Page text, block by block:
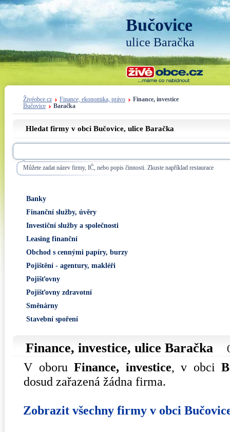
Bučovice
ulice Baračka
Živéobce.cz Finance, ekonomika, právo
Finance, investice
Bučovice
Baračka
Hledat firmy v obci Bučovice, ulice Baračka
Můžete zadat název firmy, IČ, nebo popis činnosti. Zkuste například restaurace
Banky
Finanční služby, úvěry
Investiční služby a společnosti
Leasing finanční
Obchod s cennými papíry, burzy
Pojištění - agentury, makléři
Pojišťovny
Pojišťovny zdravotní
Směnárny
Stavební spoření
Finance, investice, ulice Baračka
V oboruFinance, investice, v obci
dosud zařazená žádna firma.
Zobrazit všechny firmy v obci